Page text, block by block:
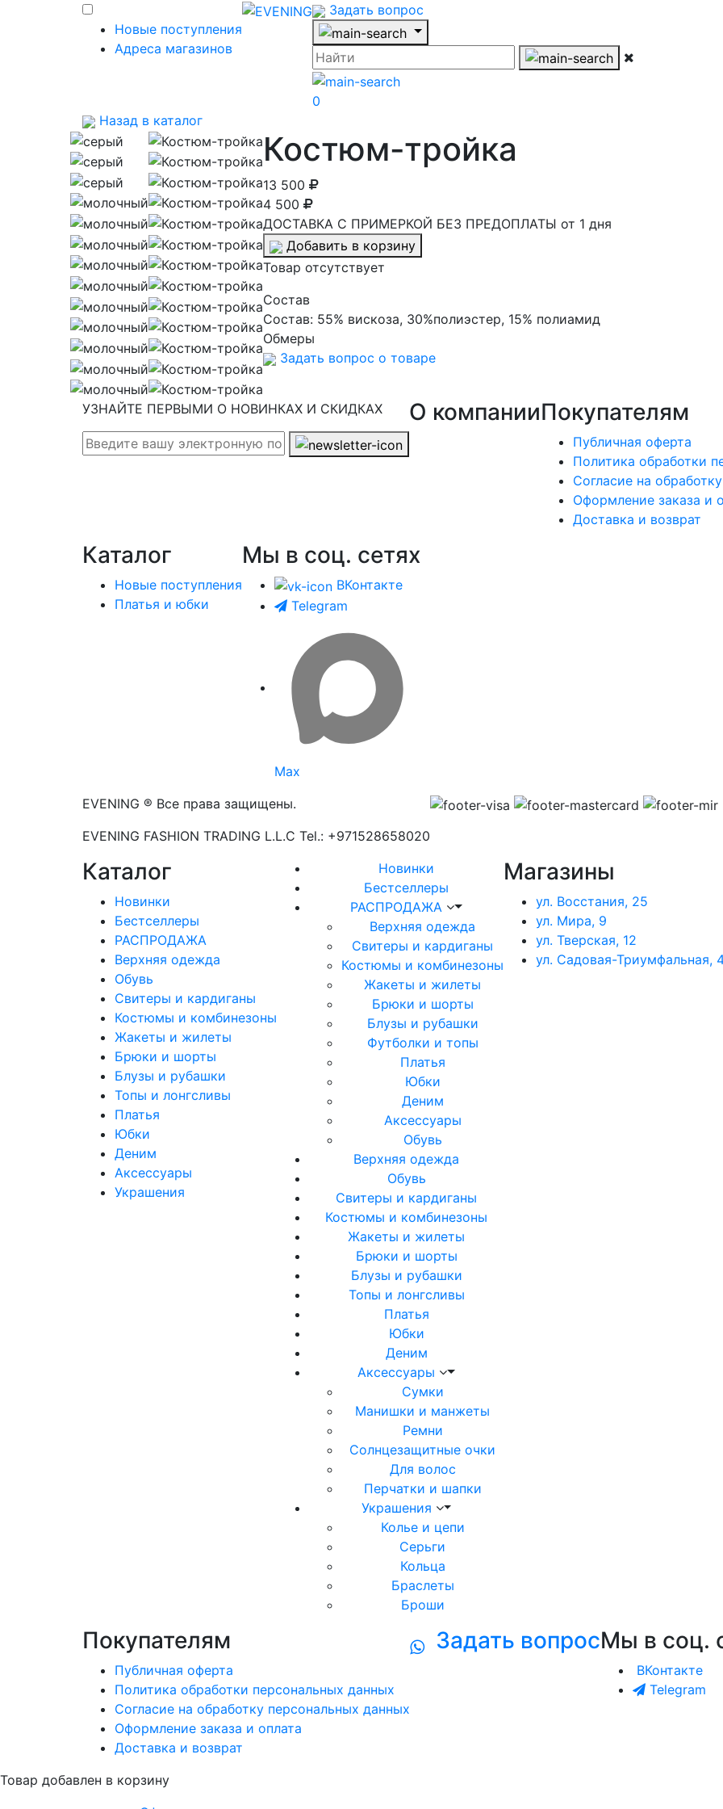
Новые поступления
Адреса магазинов
Задать вопрос
0
Назад в каталог
Костюм-тройка
13 500
4 500
ДОСТАВКА С ПРИМЕРКОЙ БЕЗ ПРЕДОПЛАТЫ от 1 дня
Добавить в корзину
Товар отсутствует
Cостав
Состав: 55% вискоза, 30%полиэстер, 15% полиамид
Обмеры
Задать вопрос о товаре
УЗНАЙТЕ ПЕРВЫМИ О НОВИНКАХ И СКИДКАХ О компанииПокупателям
Публичная оферта
Политика обработки
Согласие на
Оформление заказа и
Доставка и возврат
Каталог
Новые поступления
Платья и юбки
Мы в соц. сетях
ВКонтакте
Telegram
Max
EVENING ® Все права защищены.
EVENING FASHION TRADING L.L.C Tel.: +971528658020
Каталог
Новинки
Бестселлеры
РАСПРОДАЖА
Верхняя одежда
Обувь
Свитеры и кардиганы
Костюмы и комбинезоны
Жакеты и жилеты
Брюки и шорты
Блузы и рубашки
Топы и лонгсливы
Платья
Юбки
Деним
Аксессуары
Украшения
Новинки
Бестселлеры
РАСПРОДАЖА
Верхняя одежда
Свитеры и кардиганы
Костюмы и комбинезоны
Жакеты и жилеты
Брюки и шорты
Блузы и рубашки
Футболки и топы
Платья
Юбки
Деним
Аксессуары
Обувь
Верхняя одежда
Обувь
Свитеры и кардиганы
Костюмы и комбинезоны
Жакеты и жилеты
Брюки и шорты
Блузы и рубашки
Топы и лонгсливы
Платья
Юбки
Деним
Аксессуары
Сумки
Манишки и манжеты
Ремни
Солнцезащитные очки
Для волос
Перчатки и шапки
Украшения
Колье и цепи
Серьги
Кольца
Браслеты
Броши
Магазины
ул. Восстания, 25
ул. Мира, 9
ул. Тверская, 12
ул. Садовая-Триумфальная,
Покупателям
Публичная оферта
Политика обработки персональных данных
Согласие на обработку персональных данных
Оформление заказа и оплата
Доставка и возврат
Задать вопросМы в соц.
ВКонтакте
Telegram
Товар добавлен в корзину